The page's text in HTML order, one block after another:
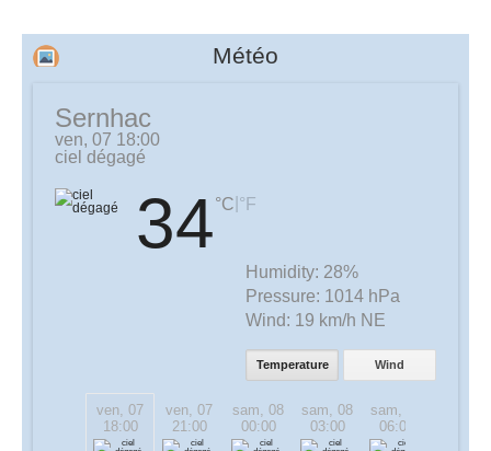
Météo
Sernhac
ven, 07 18:00
ciel dégagé
34°C °F
Humidity: 28%
Pressure: 1014 hPa
Wind: 19 km/h NE
Temperature Wind
ven, 07
18:00
ven, 07
21:00
sam, 08
00:00
sam, 08
03:00
sam, 08
06:00